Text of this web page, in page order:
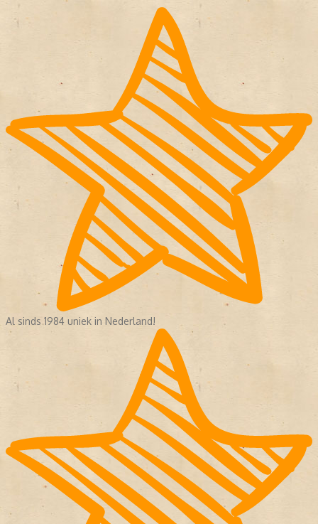
Al sinds 1984 uniek in Nederland!